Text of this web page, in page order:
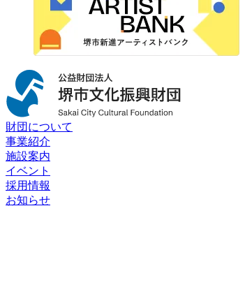
財団について
事業紹介
施設案内
イベント
採用情報
お知らせ